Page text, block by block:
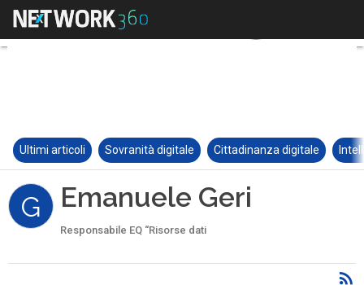
Ultimi articoli Sovranità digitale Cittadinanza digitale
G Emanuele Geri
Responsabile EQ “Risorse dati